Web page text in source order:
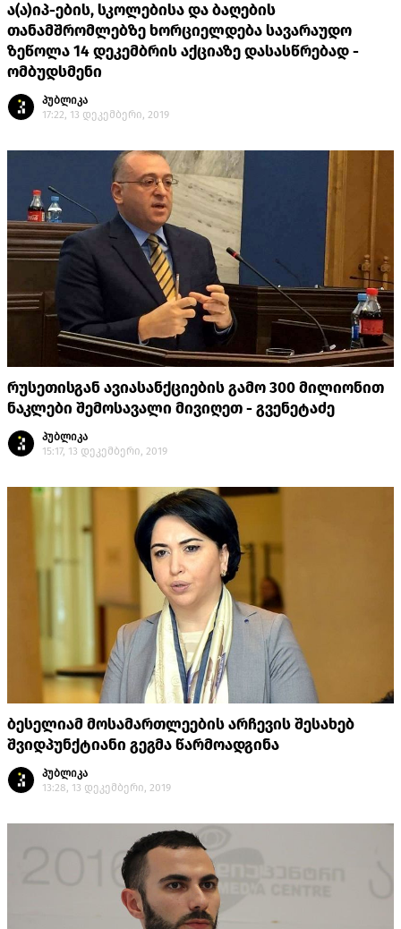
ა(ა)იპ-ების, სკოლებისა და ბაღების
თანამშრომლებზე ხორციელდება სავარაუდო
ზეწოლა 14 დეკემბრის აქციაზე დასასწრებად -
ომბუდსმენი
პუბლიკა
17:22, 13 დეკემბერი, 2019
რუსეთისგან ავიასანქციების გამო 300 მილიონით
ნაკლები შემოსავალი მივიღეთ - გვენეტაძე
პუბლიკა
15:17, 13 დეკემბერი, 2019
ბესელიამ მოსამართლეების არჩევის შესახებ
შვიდპუნქტიანი გეგმა წარმოადგინა
პუბლიკა
13:28, 13 დეკემბერი, 2019